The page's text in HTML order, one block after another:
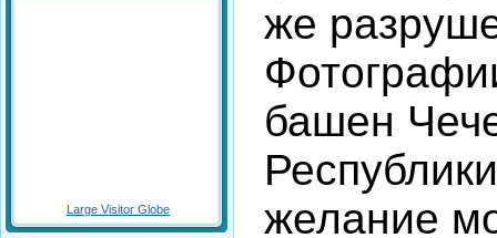
Large Visitor Globe
же
башен
желание